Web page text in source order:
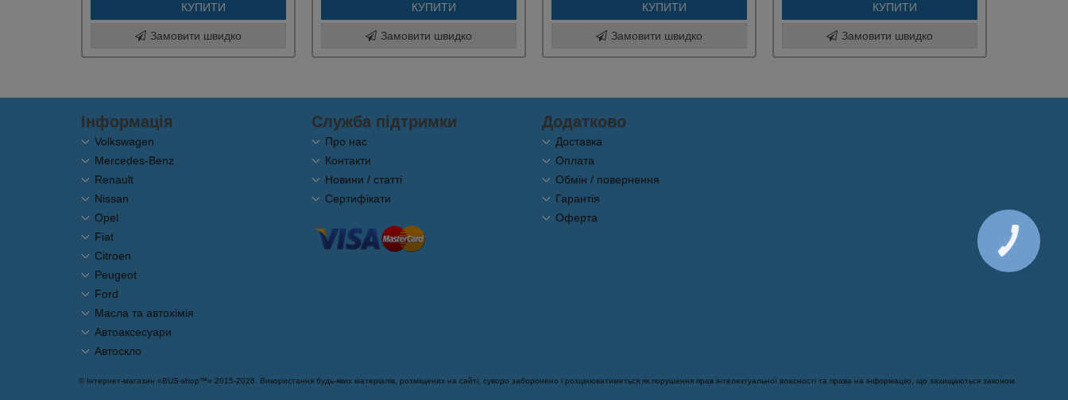
КУПИТИ
Замовити швидко
КУПИТИ
Замовити швидко
КУПИТИ
Замовити швидко
КУПИТИ
Замовити швидко
Інформація
Volkswagen
Mercedes-Benz
Renault
Nissan
Opel
Fiat
Citroen
Peugeot
Ford
Масла та автохімія
Автоаксесуари
Автоскло
Служба підтримки
Про нас
Контакти
Новини / статті
Сертифікати
Додатково
Доставка
Оплата
Обмін / повернення
Гарантія
Оферта
© Інтернет-магазин «BUS-shop™» 2015-2026. Використання будь-яких матеріалів, розміщених на сайті, суворо заборонено і розцінюватиметься як порушення прав інтелектуальної власності та права на інформацію, що захищаються законом.